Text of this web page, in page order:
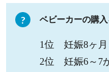
ベビーカーの購
1位 妊娠8ヶ
2位 妊娠6～7